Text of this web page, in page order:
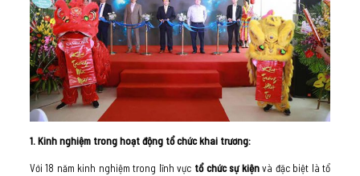
1. Kinh nghiệm trong hoạt động tổ chức khai trương:
Với 18 năm kinh nghiệm trong lĩnh vực tổ chức sự kiệnvà đặc biệt là tổ